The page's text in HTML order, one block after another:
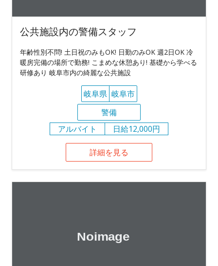
公共施設内の警備スタッフ
年齢性別不問! 土日祝のみもOK! 日勤のみOK 週2日OK 冷
暖房完備の場所で勤務! こまめな休憩あり! 基礎から学べる
研修あり 岐阜市内の綺麗な公共施設
岐阜県 岐阜市
警備
アルバイト
日給12,000円
詳細を見る